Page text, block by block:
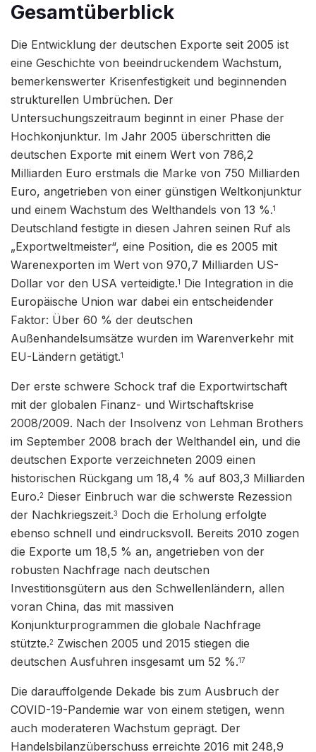
Gesamtüberblick
Die Entwicklung der deutschen Exporte seit 2005 ist
eine Geschichte von beeindruckendem Wachstum,
bemerkenswerter Krisenfestigkeit und beginnenden
strukturellen Umbrüchen. Der
Untersuchungszeitraum beginnt in einer Phase der
Hochkonjunktur. Im Jahr 2005 überschritten die
deutschen Exporte mit einem Wert von 786,2
Milliarden Euro erstmals die Marke von 750 Milliarden
Euro, angetrieben von einer günstigen Weltkonjunktur
und einem Wachstum des Welthandels von 13 %.1
Deutschland festigte in diesen Jahren seinen Ruf als
„Exportweltmeister“, eine Position, die es 2005 mit
Warenexporten im Wert von 970,7 Milliarden US-
Dollar vor den USA verteidigte.1 Die Integration in die
Europäische Union war dabei ein entscheidender
Faktor: Über 60 % der deutschen
Außenhandelsumsätze wurden im Warenverkehr mit
EU-Ländern getätigt.1
Der erste schwere Schock traf die Exportwirtschaft
mit der globalen Finanz- und Wirtschaftskrise
2008/2009. Nach der Insolvenz von Lehman Brothers
im September 2008 brach der Welthandel ein, und die
deutschen Exporte verzeichneten 2009 einen
historischen Rückgang um 18,4 % auf 803,3 Milliarden
Euro.2 Dieser Einbruch war die schwerste Rezession
der Nachkriegszeit.3 Doch die Erholung erfolgte
ebenso schnell und eindrucksvoll. Bereits 2010 zogen
die Exporte um 18,5 % an, angetrieben von der
robusten Nachfrage nach deutschen
Investitionsgütern aus den Schwellenländern, allen
voran China, das mit massiven
Konjunkturprogrammen die globale Nachfrage
stützte.2 Zwischen 2005 und 2015 stiegen die
deutschen Ausfuhren insgesamt um 52 %.17
Die darauffolgende Dekade bis zum Ausbruch der
COVID-19-Pandemie war von einem stetigen, wenn
auch moderateren Wachstum geprägt. Der
Handelsbilanzüberschuss erreichte 2016 mit 248,9